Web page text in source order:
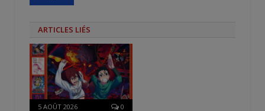
ARTICLES LIÉS
5 AOÛT 2026 0